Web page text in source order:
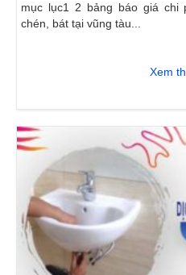
mục lục1 2 bảng báo giá
chén, bát tại vũng tàu...
Xem